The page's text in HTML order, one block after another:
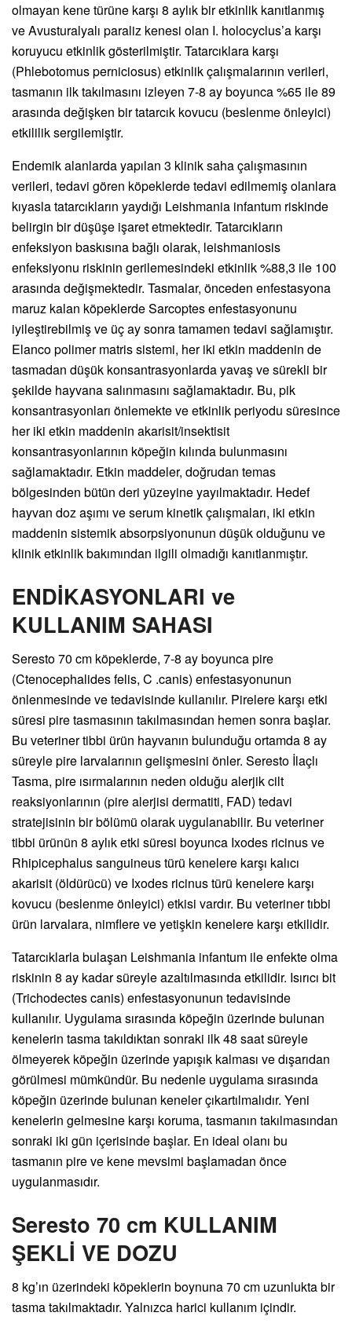
olmayan kene türüne karşı 8 aylık bir etkinlik kanıtlanmış
ve Avusturalyalı paraliz kenesi olan I. holocyclus’a karşı
koruyucu etkinlik gösterilmiştir. Tatarcıklara karşı
(Phlebotomus perniciosus) etkinlik çalışmalarının verileri,
tasmanın ilk takılmasını izleyen 7-8 ay boyunca %65 ile 89
arasında değişken bir tatarcık kovucu (beslenme önleyici)
etkililik sergilemiştir.
Endemik alanlarda yapılan 3 klinik saha çalışmasının
verileri, tedavi gören köpeklerde tedavi edilmemiş olanlara
kıyasla tatarcıkların yaydığı Leishmania infantum riskinde
belirgin bir düşüşe işaret etmektedir. Tatarcıkların
enfeksiyon baskısına bağlı olarak, leishmaniosis
enfeksiyonu riskinin gerilemesindeki etkinlik %88,3 ile 100
arasında değişmektedir. Tasmalar, önceden enfestasyona
maruz kalan köpeklerde Sarcoptes enfestasyonunu
iyileştirebilmiş ve üç ay sonra tamamen tedavi sağlamıştır.
Elanco polimer matris sistemi, her iki etkin maddenin de
tasmadan düşük konsantrasyonlarda yavaş ve sürekli bir
şekilde hayvana salınmasını sağlamaktadır. Bu, pik
konsantrasyonları önlemekte ve etkinlik periyodu süresince
her iki etkin maddenin akarisit/insektisit
konsantrasyonlarının köpeğin kılında bulunmasını
sağlamaktadır. Etkin maddeler, doğrudan temas
bölgesinden bütün deri yüzeyine yayılmaktadır. Hedef
hayvan doz aşımı ve serum kinetik çalışmaları, iki etkin
maddenin sistemik absorpsiyonunun düşük olduğunu ve
klinik etkinlik bakımından ilgili olmadığı kanıtlanmıştır.
ENDİKASYONLARI ve
KULLANIM SAHASI
Seresto 70 cm köpeklerde, 7-8 ay boyunca pire
(Ctenocephalides felis, C .canis) enfestasyonunun
önlenmesinde ve tedavisinde kullanılır. Pirelere karşı etki
süresi pire tasmasının takılmasından hemen sonra başlar.
Bu veteriner tibbi ürün hayvanın bulunduğu ortamda 8 ay
süreyle pire larvalarının gelişmesini önler. Seresto İlaçlı
Tasma, pire ısırmalarının neden olduğu alerjik cilt
reaksiyonlarının (pire alerjisi dermatiti, FAD) tedavi
stratejisinin bir bölümü olarak uygulanabilir. Bu veteriner
tibbi ürünün 8 aylık etki süresi boyunca Ixodes ricinus ve
Rhipicephalus sanguineus türü kenelere karşı kalıcı
akarisit (öldürücü) ve Ixodes ricinus türü kenelere karşı
kovucu (beslenme önleyici) etkisi vardır. Bu veteriner tıbbi
ürün larvalara, nimflere ve yetişkin kenelere karşı etkilidir.
Tatarcıklarla bulaşan Leishmania infantum ile enfekte olma
riskinin 8 ay kadar süreyle azaltılmasında etkilidir. Isırıcı bit
(Trichodectes canis) enfestasyonunun tedavisinde
kullanılır. Uygulama sırasında köpeğin üzerinde bulunan
kenelerin tasma takıldıktan sonraki ilk 48 saat süreyle
ölmeyerek köpeğin üzerinde yapışık kalması ve dışarıdan
görülmesi mümkündür. Bu nedenle uygulama sırasında
köpeğin üzerinde bulunan keneler çıkartılmalıdır. Yeni
kenelerin gelmesine karşı koruma, tasmanın takılmasından
sonraki iki gün içerisinde başlar. En ideal olanı bu
tasmanın pire ve kene mevsimi başlamadan önce
uygulanmasıdır.
Seresto 70 cm KULLANIM
ŞEKLİ VE DOZU
8 kg’ın üzerindeki köpeklerin boynuna 70 cm uzunlukta bir
tasma takılmaktadır. Yalnızca harici kullanım içindir.